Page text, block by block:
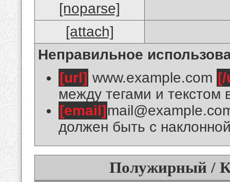
[noparse]
[attach]
Неправильное
[url] www.example.com
между тегами и текстом
[email]
должен быть с
Полужирный /